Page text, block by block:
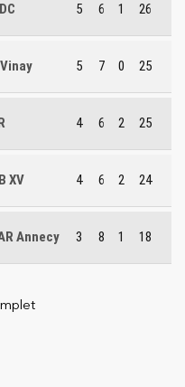
5 6 1 26
5 7 0 25
4 6 2 25
XV 4 6 2 24
Annecy 3 8 1 18